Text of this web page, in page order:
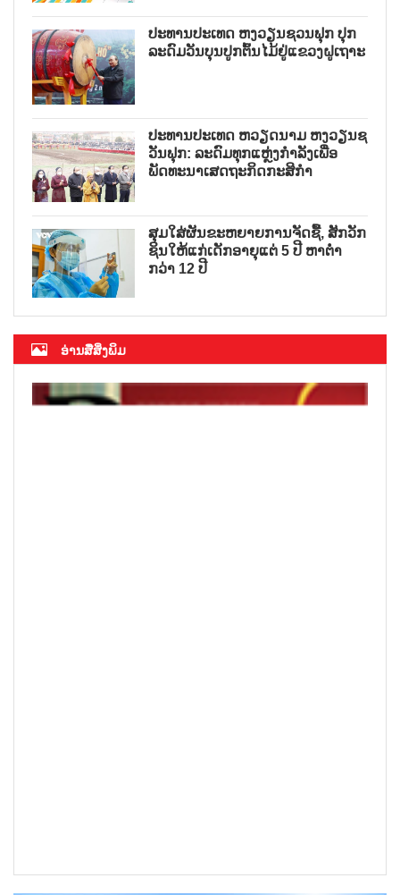
ປະທານປະເທດ ຫງວຽນຊວນຟຸກ ປຸກ
ລະດົມວັນບຸນປູກຕົ້ນໄມ້ຢູ່ແຂວງຝູເຖາະ
ປະທານປະເທດ ຫວຽດນາມ ຫງວຽນຊ
ວັນຟຸກ: ລະດົມທຸກແຫຼ່ງກຳລັງເພື່ອ
ພັດທະນາເສດຖະກິດກະສິກຳ
ສຸມໃສ່ຜັນຂະຫຍາຍການຈັດຊື້, ສັກວັກ
ຊິນໃຫ້ແກ່ເດັກອາຍຸແຕ່ 5 ປີ ຫາຕ່ຳ
ກວ່າ 12 ປີ
ອ່ານສື່ສິ່ງພິມ